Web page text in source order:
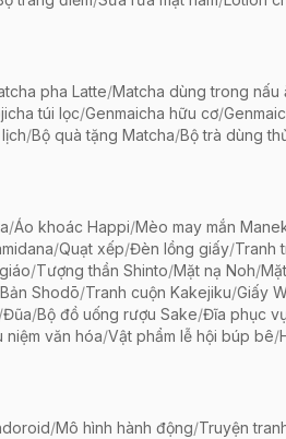
pha Latte/Matcha dùng trong nấu
túi lọc/Genmaicha hữu cơ/
/Bộ quà tặng Matcha/Bộ trà dùng
/Áo khoác Happi/Mèo may mắn
/Quạt xếp/Đèn lồng giấy/Tranh
/Tượng thần Shinto/Mặt nạ Noh/
Shodō/Tranh cuộn Kakejiku/Giấy
/Đũa/Bộ đồ uống rượu Sake/Đĩa phục
niệm văn hóa/Vật phẩm lễ hội búp bê/
/Mô hình hành động/Truyện